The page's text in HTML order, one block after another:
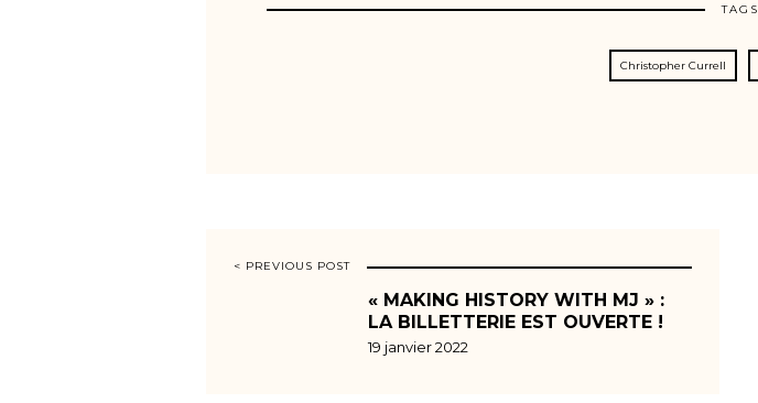
TAGS
Christopher Currell
< PREVIOUS POST
« MAKING HISTORY WITH MJ » :
LA BILLETTERIE EST OUVERTE !
19 janvier 2022